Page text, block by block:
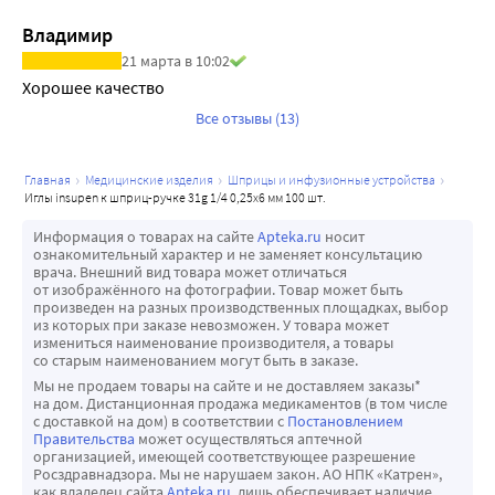
Трехстороння заточка обеспечивает легкое
проникновение иглы в подкожно-жировую ткань.
При производстве игл INSUPEN используется
высококлассное современное оборудование, а также
изделий.
Иглы стерилизованы оксидом этилена и
сертифицированы как стерильные, апирогенные и
нетоксичные.
Продукция INSUPEN изготовлена согласно требованиям
и стерилизована согласно указаниям Европейской
фармакопеи.
Владимир
21 марта в 10:02
Хорошее качество
Все отзывы (13)
главная медицинские изделия
шприцы и инфузионные устройства
иглы insupen к шприц-ручке 31g 1/4 0,25х6 мм 100 шт.
Информация о товарах на сайтеApteka.ru носит
ознакомительный характер и не заменяет консультацию
врача. Внешний вид товара может отличаться
от изображённого на фотографии. Товар может быть
произведен на разных производственных площадках, выбор
из которых при заказе невозможен. У товара может
измениться наименование производителя, а товары
со старым наименованием могут быть в заказе.
Мы не продаем товары на сайте и не доставляем заказы*
на дом. Дистанционная продажа медикаментов (в том числе
с доставкой на дом) в соответствии с Постановлением
Правительства может осуществляться аптечной
организацией, имеющей соответствующее разрешение
Росздравнадзора. Мы не нарушаем закон. АО НПК «Катрен»,